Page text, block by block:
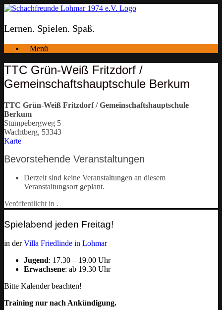
Zum
springen
Lernen. Spielen. Spaß.
Menü
TTC Grün-Weiß Fritzdorf /
Gemeinschaftshauptschule Berkum
TTC Grün-Weiß Fritzdorf / Gemeinschaftshauptschule
Berkum
Stumpebergweg 5
Wachtberg, 53343
KarteTTC
Weiß
Gemeinschaftshauptschule
Bevorstehende Veranstaltungen
Derzeit sind keine Veranstaltungen an diesem
Veranstaltungsort geplant.
Veröffentlicht in .
Spielabend jeden Freitag!
in derVilla Friedlinde in Lohmar
Jugend: 17.30 – 19.00 Uhr
Erwachsene: ab 19.30 Uhr
Bitte Kalender beachten!
Training nur nach Ankündigung.